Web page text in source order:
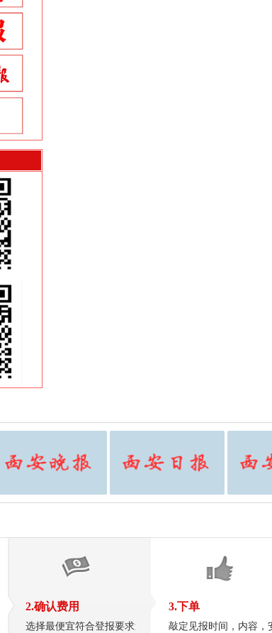
2.确认费用
选择最便宜符合登报要求
3.下单
敲定见报时间，内容，